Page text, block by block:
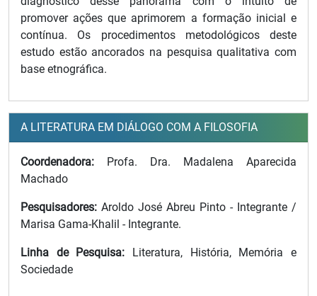
promover ações que aprimorem a formação inicial e
contínua. Os procedimentos metodológicos deste
estudo estão ancorados na pesquisa qualitativa com
base etnográfica.
A LITERATURA EM DIÁLOGO COM A FILOSOFIA
Coordenadora: Profa. Dra. Madalena Aparecida
Machado
Pesquisadores: Aroldo José Abreu Pinto - Integrante /
Marisa Gama-Khalil - Integrante.
Linha de Pesquisa: Literatura, História, Memória e
Sociedade